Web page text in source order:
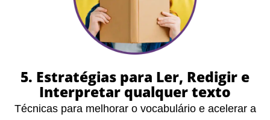
5. Estratégias para Ler, Redigir e
Interpretar qualquer texto
Técnicas para melhorar o vocabulário e acelerar a